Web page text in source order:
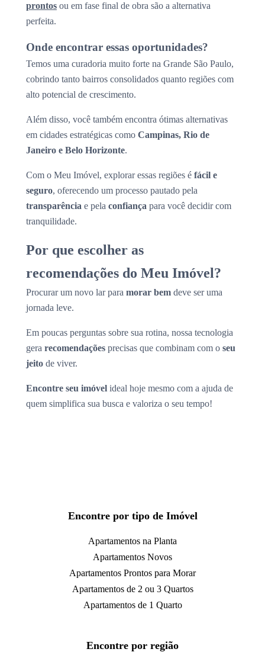
prontos ou em fase final de obra são a alternativa
perfeita.
Onde encontrar essas oportunidades?
Temos uma curadoria muito forte na Grande São Paulo,
cobrindo tanto bairros consolidados quanto regiões com
alto potencial de crescimento.
Além disso, você também encontra ótimas alternativas
em cidades estratégicas como Campinas, Rio de
Janeiro e Belo Horizonte.
Com o Meu Imóvel, explorar essas regiões é fácil e
seguro, oferecendo um processo pautado pela
transparência e pela confiança para você decidir com
tranquilidade.
Por que escolher as
recomendações do Meu Imóvel?
Procurar um novo lar para morar bem deve ser uma
jornada leve.
Em poucas perguntas sobre sua rotina, nossa tecnologia
gera recomendações precisas que combinam com o seu
jeito de viver.
Encontre seu imóvel ideal hoje mesmo com a ajuda de
quem simplifica sua busca e valoriza o seu tempo!
Encontre por tipo de Imóvel
Apartamentos na Planta
Apartamentos Novos
Apartamentos Prontos para Morar
Apartamentos de 2 ou 3 Quartos
Apartamentos de 1 Quarto
Encontre por região